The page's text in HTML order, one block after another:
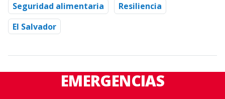
Seguridad alimentaria
Resiliencia
El Salvador
EMERGENCIAS